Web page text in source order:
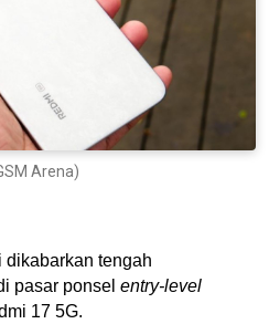
Arena)
dikabarkan tengah
pasar ponsel entry-level
17 5G.